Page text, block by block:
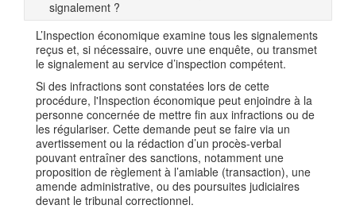
signalement ?
L’Inspection économique examine tous les signalements
reçus et, si nécessaire, ouvre une enquête, ou transmet
le signalement au service d’inspection compétent.
Si des infractions sont constatées lors de cette
procédure, l'Inspection économique peut enjoindre à la
personne concernée de mettre fin aux infractions ou de
les régulariser. Cette demande peut se faire via un
avertissement ou la rédaction d’un procès-verbal
pouvant entraîner des sanctions, notamment une
proposition de règlement à l’amiable (transaction), une
amende administrative, ou des poursuites judiciaires
devant le tribunal correctionnel.